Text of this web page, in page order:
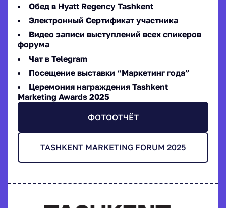
Обед в Hyatt Regency Tashkent
Электронный Сертификат участника
Видео записи выступлений всех спикеров
форума
Чат в Telegram
Посещение выставки “Маркетинг года”
Церемония награждения Tashkent
Marketing Awards 2025
ФОТООТЧЁТ
TASHKENT MARKETING FORUM 2025